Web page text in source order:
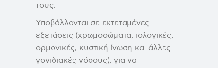
τους.
Υποβάλλονται σε εκτεταμένες
εξετάσεις (χρωμοσώματα, ιολογικές,
ορμονικές, κυστική ίνωση και άλλες
γονιδιακές νόσους), για να